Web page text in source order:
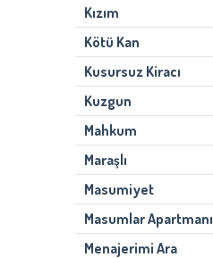
Kızım
Kötü Kan
Kusursuz Kiracı
Kuzgun
Mahkum
Maraşlı
Masumiyet
Masumlar Apartmanı
Menajerimi Ara